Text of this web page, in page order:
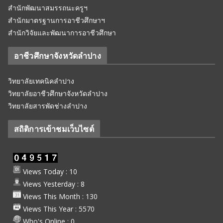
สำนักพัฒนาสมรรถนะครูฯ
สำนักมาตรฐานการอาชีวศึกษาฯ
สำนักวิจัยและพัฒนาการอาชีวศึกษา
อาชีวศึกษาจังหวัดลำปาง
วิทยาลัยเทคนิคลำปาง
วิทยาลัยอาชีวศึกษาจังหวัดลำปาง
วิทยาลัยสารพัดช่างลำปาง
สถิติการเข้าชมเว็บไซต์
Views Today : 10
Views Yesterday : 8
Views This Month : 130
Views This Year : 5570